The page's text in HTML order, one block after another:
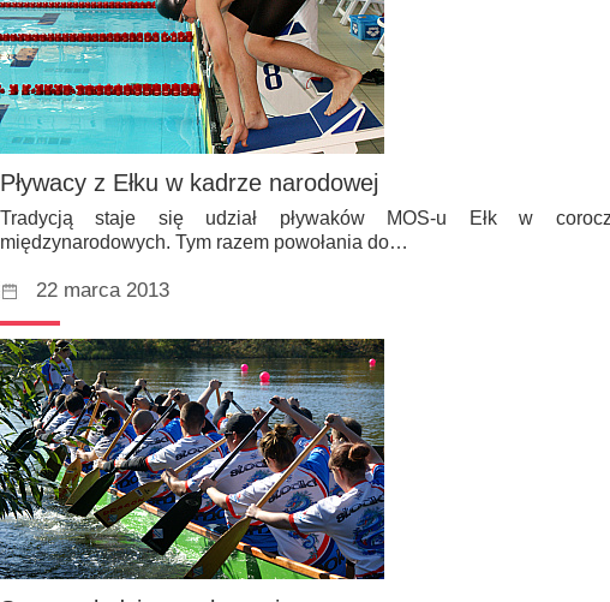
Pływacy z Ełku w kadrze narodowej
Tradycją staje się udział pływaków MOS-u Ełk w
międzynarodowych. Tym razem powołania do…
22 marca 2013